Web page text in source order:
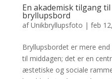
En akademisk tilgang
bryllupsbord
afUnikbryllupsfoto | feb
Bryllupsbordet er mere
til middagen; det er en
æstetiske og sociale